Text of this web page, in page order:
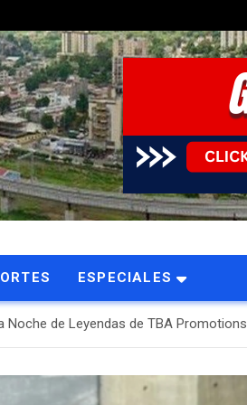
ESPECIALES
Noche de Leyendas de TBA Promotions